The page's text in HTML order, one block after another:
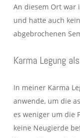
An diesem Ort war
und hatte auch
abgebrochenen
Karma Legung
In meiner Karma
anwende, um die
es weniger um die
keine Neugierde